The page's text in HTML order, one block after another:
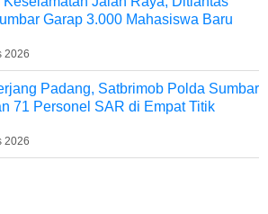
Garap 3.000 Mahasiswa Baru
2026
Padang, Satbrimob Polda Sumbar
71 Personel SAR di Empat Titik
2026